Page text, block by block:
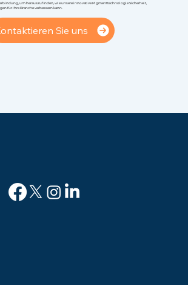
um herauszufinden, wie unsere innovative Pigmenttechnologie Sicherheit,
für Ihre Branche verbessern kann.
Sie uns